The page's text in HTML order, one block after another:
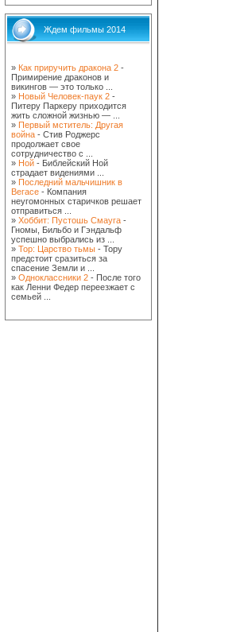
Ждем фильмы 2014
» Как приручить дракона 2 -
Примирение драконов и
викингов — это только ...
» Новый Человек-паук 2 -
Питеру Паркеру приходится
жить сложной жизнью — ...
» Первый мститель: Другая
война - Стив Роджерс
продолжает свое
сотрудничество с ...
» Ной - Библейский Ной
страдает видениями ...
» Последний мальчишник в
Вегасе - Компания
неугомонных старичков решает
отправиться ...
» Хоббит: Пустошь Смауга -
Гномы, Бильбо и Гэндальф
успешно выбрались из ...
» Тор: Царство тьмы - Тору
предстоит сразиться за
спасение Земли и ...
» Одноклассники 2 - После того
как Ленни Федер переезжает с
семьей ...